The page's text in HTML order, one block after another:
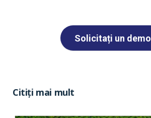
Solicitați un demo
Citiți mai mult